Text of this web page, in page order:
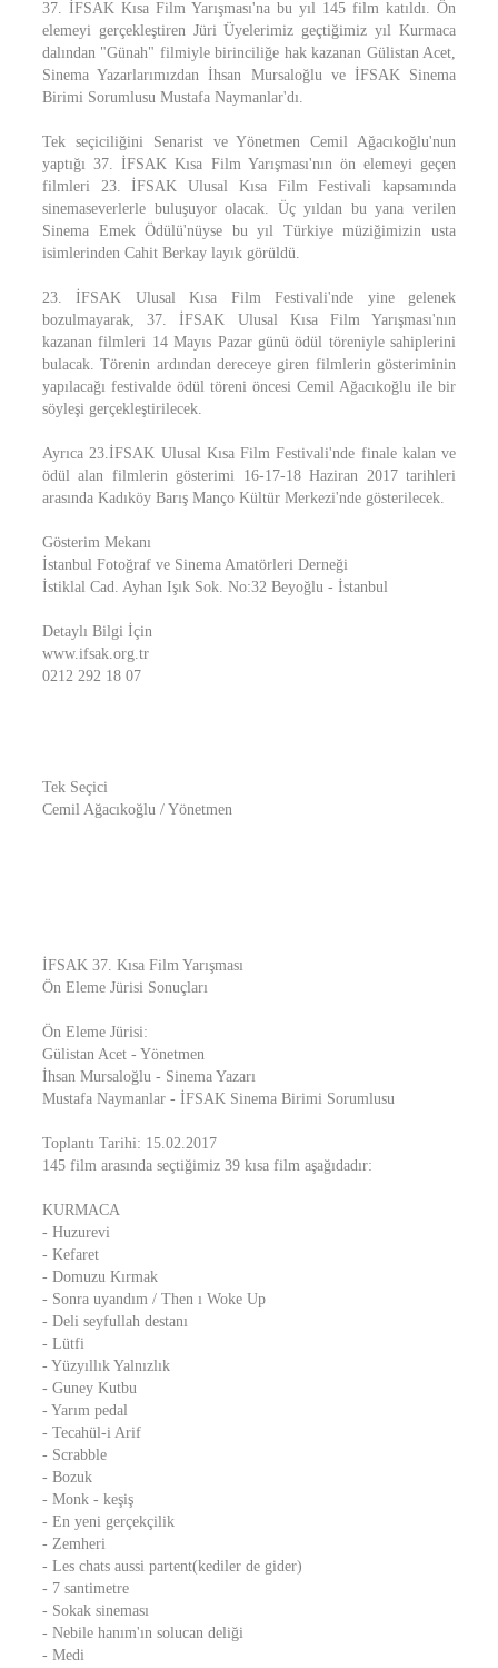
37. İFSAK Kısa Film Yarışması'na bu yıl 145 film katıldı. Ön
elemeyi gerçekleştiren Jüri Üyelerimiz geçtiğimiz yıl Kurmaca
dalından "Günah" filmiyle birinciliğe hak kazanan Gülistan Acet,
Sinema Yazarlarımızdan İhsan Mursaloğlu ve İFSAK Sinema
Birimi Sorumlusu Mustafa Naymanlar'dı.
Tek seçiciliğini Senarist ve Yönetmen Cemil Ağacıkoğlu'nun
yaptığı 37. İFSAK Kısa Film Yarışması'nın ön elemeyi geçen
filmleri 23. İFSAK Ulusal Kısa Film Festivali kapsamında
sinemaseverlerle buluşuyor olacak. Üç yıldan bu yana verilen
Sinema Emek Ödülü'nüyse bu yıl Türkiye müziğimizin usta
isimlerinden Cahit Berkay layık görüldü.
23. İFSAK Ulusal Kısa Film Festivali'nde yine gelenek
bozulmayarak, 37. İFSAK Ulusal Kısa Film Yarışması'nın
kazanan filmleri 14 Mayıs Pazar günü ödül töreniyle sahiplerini
bulacak. Törenin ardından dereceye giren filmlerin gösteriminin
yapılacağı festivalde ödül töreni öncesi Cemil Ağacıkoğlu ile bir
söyleşi gerçekleştirilecek.
Ayrıca 23.İFSAK Ulusal Kısa Film Festivali'nde finale kalan ve
ödül alan filmlerin gösterimi 16-17-18 Haziran 2017 tarihleri
arasında Kadıköy Barış Manço Kültür Merkezi'nde gösterilecek.
Gösterim Mekanı
İstanbul Fotoğraf ve Sinema Amatörleri Derneği
İstiklal Cad. Ayhan Işık Sok. No:32 Beyoğlu - İstanbul
Detaylı Bilgi İçin
www.ifsak.org.tr
0212 292 18 07
Tek Seçici
Cemil Ağacıkoğlu / Yönetmen
İFSAK 37. Kısa Film Yarışması
Ön Eleme Jürisi Sonuçları
Ön Eleme Jürisi:
Gülistan Acet - Yönetmen
İhsan Mursaloğlu - Sinema Yazarı
Mustafa Naymanlar - İFSAK Sinema Birimi Sorumlusu
Toplantı Tarihi: 15.02.2017
145 film arasında seçtiğimiz 39 kısa film aşağıdadır:
KURMACA
- Huzurevi
- Kefaret
- Domuzu Kırmak
- Sonra uyandım / Then ı Woke Up
- Deli seyfullah destanı
- Lütfi
- Yüzyıllık Yalnızlık
- Guney Kutbu
- Yarım pedal
- Tecahül-i Arif
- Scrabble
- Bozuk
- Monk - keşiş
- En yeni gerçekçilik
- Zemheri
- Les chats aussi partent(kediler de gider)
- 7 santimetre
- Sokak sineması
- Nebile hanım'ın solucan deliği
- Medi